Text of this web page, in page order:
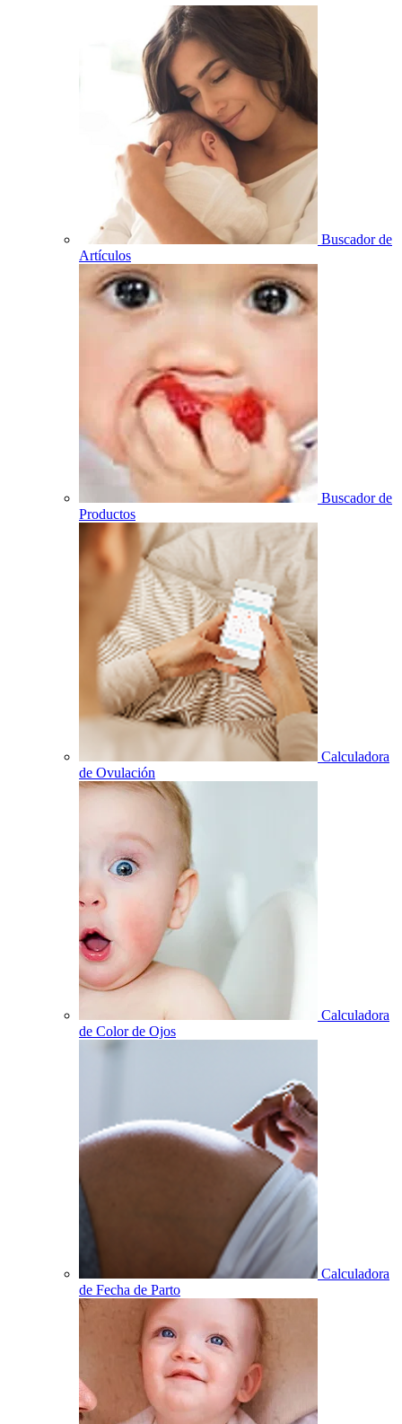
Buscador de
Artículos
Buscador de
Productos
Calculadora
de Ovulación
Calculadora
de Color de Ojos
Calculadora
de Fecha de Parto